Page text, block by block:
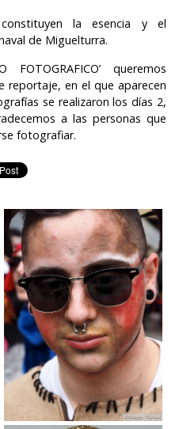
la esencia y el
de Miguelturra.
FOTOGRAFICO’ queremos
reportaje, en el que aparecen
se realizaron los días 2,
a las personas que
fotografiar.